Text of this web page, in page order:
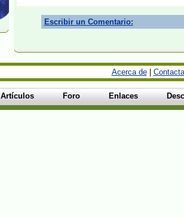
Escribir un Comentario:
Acerca de|
Artículos Foro Enlaces